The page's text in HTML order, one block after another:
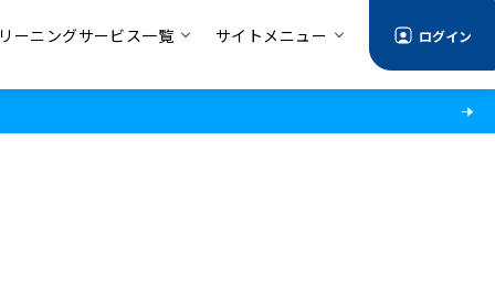
ーニングサービス一覧 サイトメニュー ログイン